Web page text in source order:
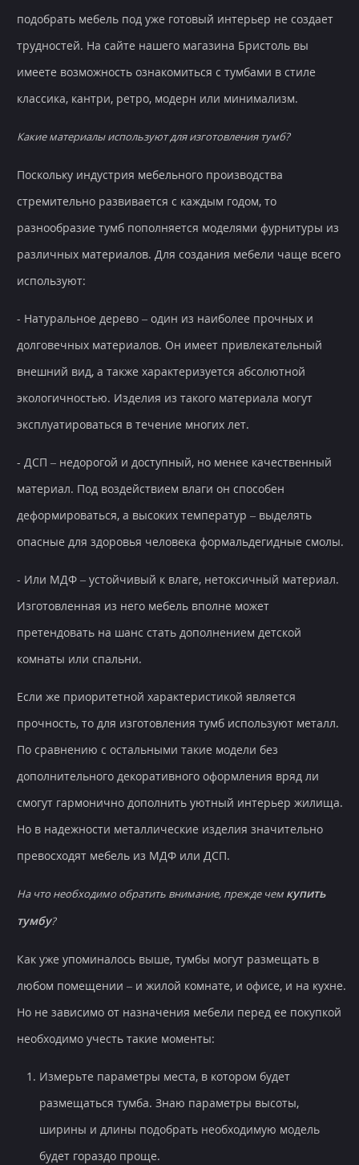
подобрать мебель под уже готовый интерьер не создает
трудностей. На сайте нашего магазина Бристоль вы
имеете возможность ознакомиться с тумбами в стиле
классика, кантри, ретро, модерн или минимализм.
Какие материалы используют для изготовления тумб?
Поскольку индустрия мебельного производства
стремительно развивается с каждым годом, то
разнообразие тумб пополняется моделями фурнитуры из
различных материалов. Для создания мебели чаще всего
используют:
- Натуральное дерево – один из наиболее прочных и
долговечных материалов. Он имеет привлекательный
внешний вид, а также характеризуется абсолютной
экологичностью. Изделия из такого материала могут
эксплуатироваться в течение многих лет.
- ДСП – недорогой и доступный, но менее качественный
материал. Под воздействием влаги он способен
деформироваться, а высоких температур – выделять
опасные для здоровья человека формальдегидные смолы.
- Или МДФ – устойчивый к влаге, нетоксичный материал.
Изготовленная из него мебель вполне может
претендовать на шанс стать дополнением детской
комнаты или спальни.
Если же приоритетной характеристикой является
прочность, то для изготовления тумб используют металл.
По сравнению с остальными такие модели без
дополнительного декоративного оформления вряд ли
смогут гармонично дополнить уютный интерьер жилища.
Но в надежности металлические изделия значительно
превосходят мебель из МДФ или ДСП.
На что необходимо обратить внимание, прежде чем купить
тумбу?
Как уже упоминалось выше, тумбы могут размещать в
любом помещении – и жилой комнате, и офисе, и на кухне.
Но не зависимо от назначения мебели перед ее покупкой
необходимо учесть такие моменты:
Измерьте параметры места, в котором будет
размещаться тумба. Знаю параметры высоты,
ширины и длины подобрать необходимую модель
будет гораздо проще.